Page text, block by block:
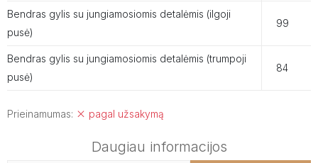
Bendras gylis su jungiamosiomis detalėmis (ilgoji
pusė)
99
Bendras gylis su jungiamosiomis detalėmis (trumpoji
pusė)
84
Prieinamumas: pagal užsakymą
Daugiau informacijos